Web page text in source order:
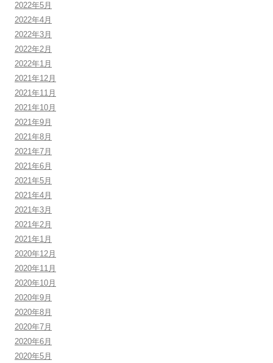
2022年5月
2022年4月
2022年3月
2022年2月
2022年1月
2021年12月
2021年11月
2021年10月
2021年9月
2021年8月
2021年7月
2021年6月
2021年5月
2021年4月
2021年3月
2021年2月
2021年1月
2020年12月
2020年11月
2020年10月
2020年9月
2020年8月
2020年7月
2020年6月
2020年5月